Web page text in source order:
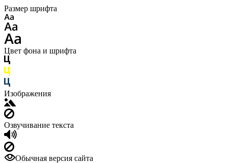
Размер шрифта
Цвет фона и шрифта
Изображения
Озвучивание текста
Обычная версия сайта